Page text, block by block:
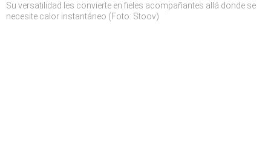
Su versatilidad les convierte en fieles acompañantes allá donde se
necesite calor instantáneo (Foto: Stoov)